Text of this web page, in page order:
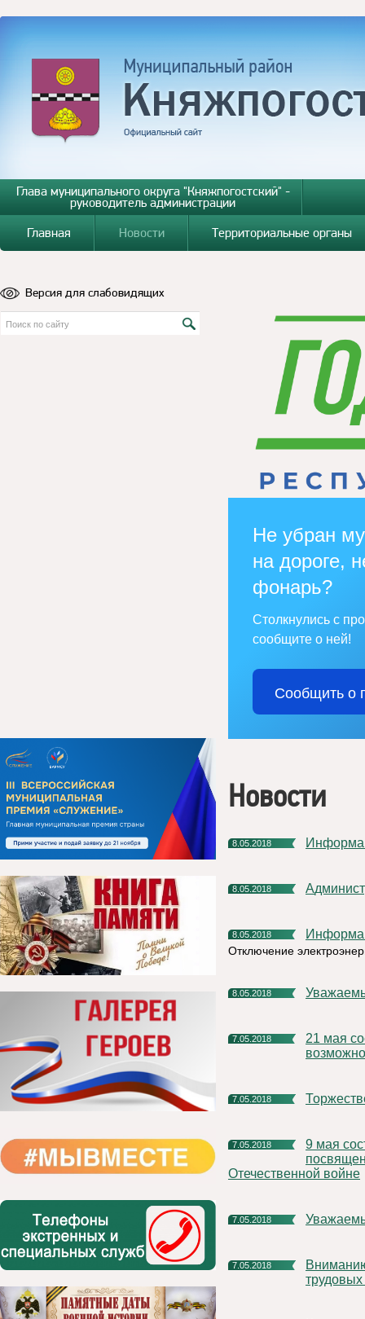
Глава муниципального округа "Княжпогостский" -
руководитель администрации
Главная
Новости Территориальные органы
Версия для слабовидящих
Не убран
на дороге,
фонарь?
Столкнулись с
сообщите о ней!
Сообщить о
Новости
8.05.2018
8.05.2018
8.05.2018
Отключение
8.05.2018
7.05.2018
21 мая состоится Круглый стол «Моногорода - новые
7.05.2018
7.05.2018
9 мая состоятся соревнования по легкой атлетике,
Отечественной войне
7.05.2018
7.05.2018
Вниманию руководителей организаций и представителей
трудовых